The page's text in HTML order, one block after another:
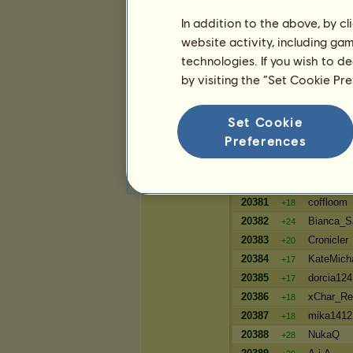
2420
DarkTea_22
2421
-3 serce999
2422
januszol2
2423
-3
Bogactwo
20381
+18 coffloom
20382
+24
20383
+20 Cronicler
20384
+17
20385
+17 dorcia124
20386
+18
20387
+18 mika1412
20388
+28 NukaQ
In addition to the above, by
website activity, including
technologies. If you wish to
by visiting the “Set Cookie
Set Cookie
Preferences